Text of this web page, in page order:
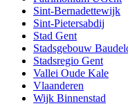
Sint-Bernadettewijk
Sint-Pietersabdij
Stad Gent
Stadsgebouw
Stadsregio Gent
Vallei Oude Kale
Vlaanderen
Wijk Binnenstad